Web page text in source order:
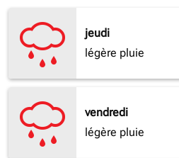
jeudi
légère pluie
vendredi
légère pluie